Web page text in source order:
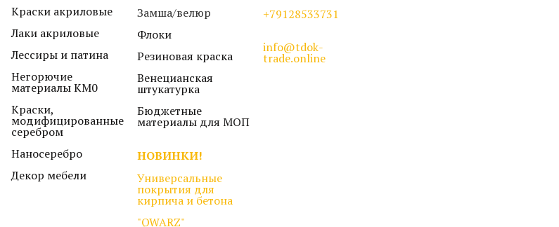
Краски акриловые
Лаки акриловые
Лессиры и патина
Негорючие
материалы КМ0
Краски,
модифицированные
серебром
Наносеребро
Декор мебели
Замша/велюр
Флоки
Резиновая краска
Венецианская
штукатурка
Бюджетные
материалы для МОП
НОВИНКИ!
Универсальные
покрытия для
кирпича и бетона
"QWARZ"
+79128533731
info@tdok-
trade.online